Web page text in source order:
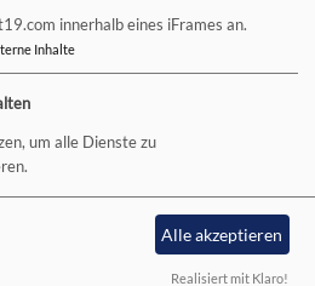
innerhalb eines iFrames an.
Inhalte
um alle Dienste zu
Alle akzeptieren
Realisiert mit Klaro!